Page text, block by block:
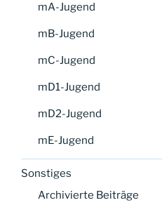
mA-Jugend
mB-Jugend
mC-Jugend
mD1-Jugend
mD2-Jugend
mE-Jugend
Sonstiges
Archivierte Beiträge